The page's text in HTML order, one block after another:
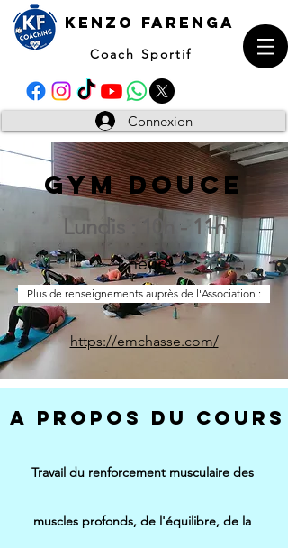
kENZO farenga
Coach Sportif
Connexion
GYM DOUCE
Lundis : 10h - 11h
1 heure
Plus de renseignements auprès de l'Association :
https://emchasse.com/
A PROPOS DU COURS
Travail du renforcement musculaire des
muscles profonds, de l'équilibre, de la